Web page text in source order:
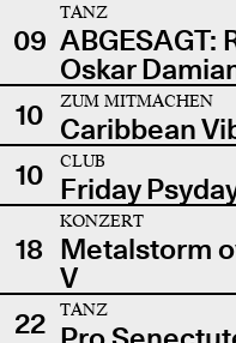
09
TANZ
ABGESAGT:
Oskar
10
ZUM MITMACHEN
Caribbean
10
CLUB
Friday
18
KONZERT
Metalstorm
V
22
TANZ